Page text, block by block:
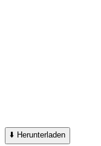
⬇️ Herunterladen